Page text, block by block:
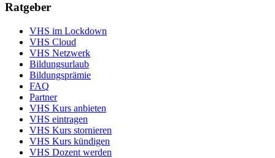
Ratgeber
VHS im Lockdown
VHS Cloud
VHS Netzwerk
Bildungsurlaub
Bildungsprämie
FAQ
Partner
VHS Kurs anbieten
VHS eintragen
VHS Kurs stornieren
VHS Kurs kündigen
VHS Dozent werden